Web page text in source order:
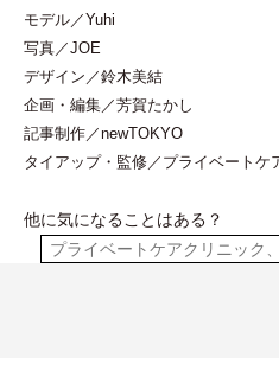
モデル／Yuhi
写真／JOE
デザイン／鈴木美結
企画 ・ 編集／芳賀たかし
記事制作／newTOKYO
タイアップ・ 監修／プライベートケ
他に気になることはある？